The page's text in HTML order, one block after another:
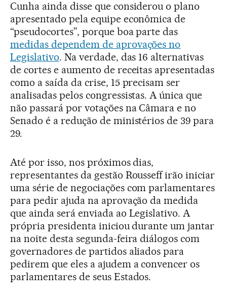
Cunha ainda disse que considerou o plano
apresentado pela equipe econômica de
“pseudocortes”, porque boa parte das
medidas dependem de aprovações no
Legislativo. Na verdade, das 16 alternativas
de cortes e aumento de receitas apresentadas
como a saída da crise, 15 precisam ser
analisadas pelos congressistas. A única que
não passará por votações na Câmara e no
Senado é a redução de ministérios de 39 para
29.
Até por isso, nos próximos dias,
representantes da gestão Rousseff irão iniciar
uma série de negociações com parlamentares
para pedir ajuda na aprovação da medida
que ainda será enviada ao Legislativo. A
própria presidenta iniciou durante um jantar
na noite desta segunda-feira diálogos com
governadores de partidos aliados para
pedirem que eles a ajudem a convencer os
parlamentares de seus Estados.